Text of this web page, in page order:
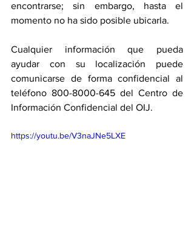
encontrarse; sin embargo, hasta el
momento no ha sido posible ubicarla.
Cualquier información que pueda
ayudar con su localización puede
comunicarse de forma confidencial al
teléfono 800-8000-645 del Centro de
Información Confidencial del OIJ.
https://youtu.be/V3naJNe5LXE